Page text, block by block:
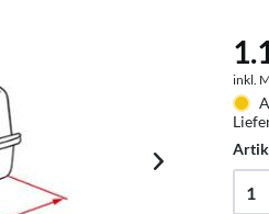
inkl.